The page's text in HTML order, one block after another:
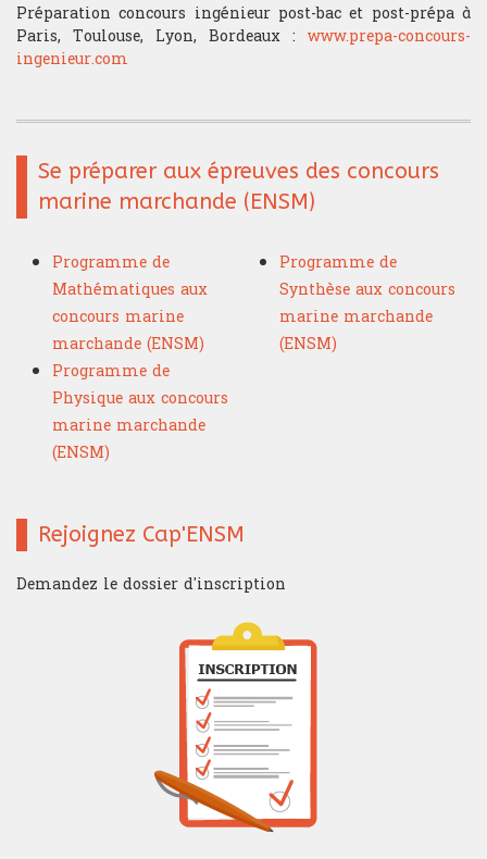
Préparation concours ingénieur post-bac et post-prépa à
Paris, Toulouse, Lyon, Bordeaux : www.prepa-concours-
ingenieur.com
Se préparer aux épreuves des concours
marine marchande (ENSM)
Programme de
Mathématiques aux
concours marine
marchande (ENSM)
Programme de
Physique aux concours
marine marchande
(ENSM)
Programme de
Synthèse aux concours
marine marchande
(ENSM)
Rejoignez Cap'ENSM
Demandez le dossier d'inscription